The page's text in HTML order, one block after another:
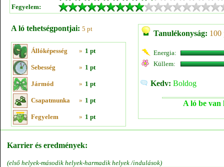
Fegyelem:
A ló tehetségpontjai: 5 pt
Állóképesség » 1 pt
Sebesség » 1 pt
Jármód » 1 pt
Csapatmunka » 1 pt
Fegyelem » 1 pt
Tanulékonyság: 100
Energia:
Küllem:
Kedv: Boldog
A ló be van
Karrier és eredmények:
(első helyek-második helyek-harmadik helyek /indulások)